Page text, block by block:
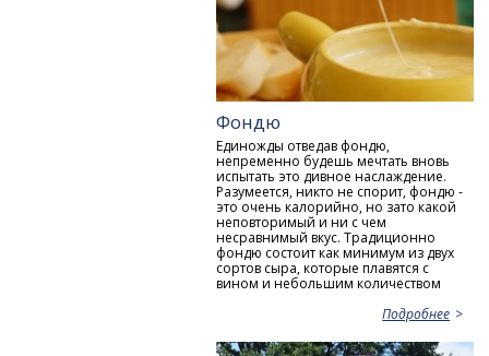
Фондю
Единожды отведав фондю,
непременно будешь мечтать вновь
испытать это дивное наслаждение.
Разумеется, никто не спорит, фондю -
это очень калорийно, но зато какой
неповторимый и ни с чем
несравнимый вкус. Традиционно
фондю состоит как минимум из двух
сортов сыра, которые плавятся с
вином и небольшим количеством
Подробнее